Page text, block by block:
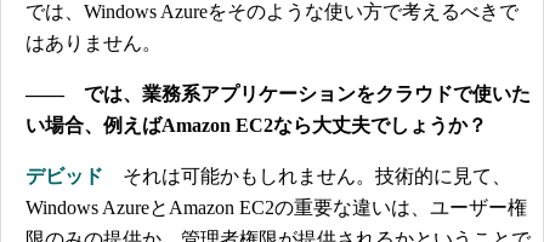
では、Windows Azureをそのような使い方で考えるべきで
はありません。
―― では、業務系アプリケーションをクラウドで使いた
い場合、例えばAmazon EC2なら大丈夫でしょうか？
デビッド それは可能かもしれません。技術的に見て、
Windows AzureとAmazon EC2の重要な違いは、ユーザー権